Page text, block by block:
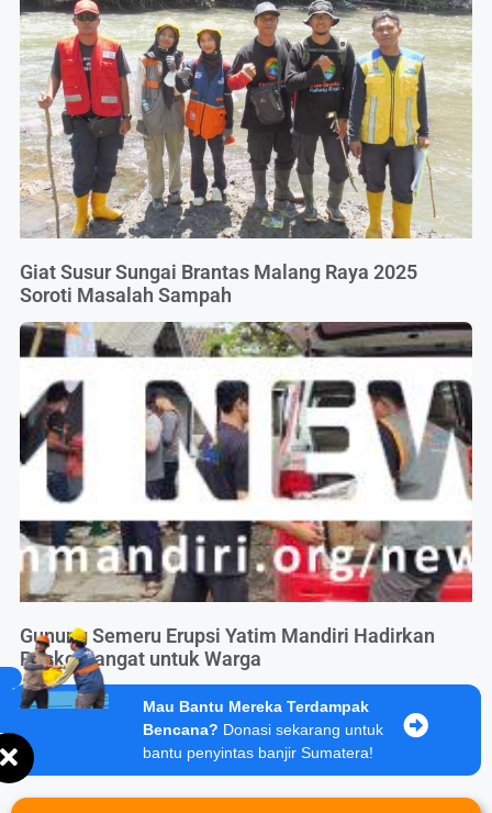
Giat Susur Sungai Brantas Malang Raya 2025
Soroti Masalah Sampah
Gunung Semeru Erupsi Yatim Mandiri Hadirkan
Posko Hangat untuk Warga
Mau Bantu Mereka Terdampak
Bencana? Donasi sekarang untuk
bantu penyintas banjir Sumatera!